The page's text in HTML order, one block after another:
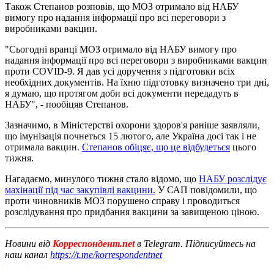
Також Степанов розповів, що МОЗ отримало від НАБУ
вимогу про надання інформації про всі переговори з
виробниками вакцин.
"Сьогодні вранці МОЗ отримало від НАБУ вимогу про
надання інформації про всі переговори з виробниками вакцин
проти COVID-9. Я дав усі доручення з підготовки всіх
необхідних документів. На їхню підготовку визначено три дні,
я думаю, що протягом доби всі документи передадуть в
НАБУ", - пообіцяв Степанов.
Зазначимо, в Міністерстві охорони здоров'я раніше заявляли,
що імунізація почнеться 15 лютого, але Україна досі так і не
отримала вакцин. Степанов обіцяє, що це відбудеться цього
тижня.
Нагадаємо, минулого тижня стало відомо, що НАБУ розслідує
махінації під час закупівлі вакцини. У САП повідомили, що
проти чиновників МОЗ порушено справу і проводиться
розслідування про придбання вакцини за завищеною ціною.
Новини від Корреспондент.netв Telegram. Підписуйтесь на
наш канал https://t.me/korrespondentnet